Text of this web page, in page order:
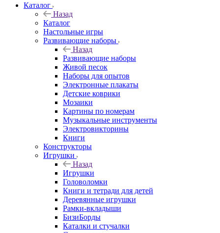
Каталог
Назад
Каталог
Настольные игры
Развивающие наборы
Назад
Развивающие наборы
Живой песок
Наборы для опытов
Электронные плакаты
Детские коврики
Мозаики
Картины по номерам
Музыкальные инструменты
Электровикторины
Книги
Конструкторы
Игрушки
Назад
Игрушки
Головоломки
Книги и тетради для детей
Деревянные игрушки
Рамки-вкладыши
БизиБорды
Каталки и стучалки